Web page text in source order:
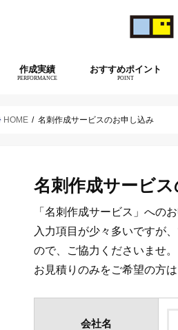
作成実績
PERFORMANCE
おすすめポイント
POINT
HOME 名刺作成サービスのお申し込み
名刺作成サービ
「名刺作成サービス」への
入力項目が少々多いですが
ので、ご協力くださいませ。
お見積りのみをご希望の方は
会社名